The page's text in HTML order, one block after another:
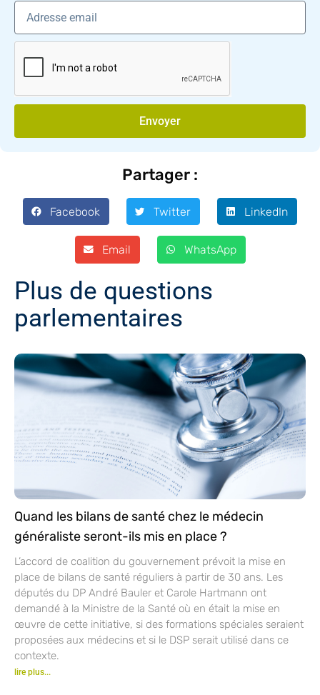
Envoyer
Partager :
Facebook Twitter LinkedIn
Email WhatsApp
Plus de questions
parlementaires
Quand les bilans de santé chez le médecin
généraliste seront-ils mis en place ?
L’accord de coalition du gouvernement prévoit la mise en
place de bilans de santé réguliers à partir de 30 ans. Les
députés du DP André Bauler et Carole Hartmann ont
demandé à la Ministre de la Santé où en était la mise en
œuvre de cette initiative, si des formations spéciales seraient
proposées aux médecins et si le DSP serait utilisé dans ce
contexte.
lire plus...